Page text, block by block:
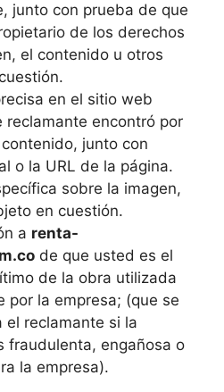
junto con prueba de que
de los derechos
el contenido u otros
en el sitio web
reclamante encontró por
junto con
o la URL de la página.
sobre la imagen,
en cuestión.
a renta-
de que usted es el
de la obra utilizada
por la empresa; (que se
el reclamante si la
fraudulenta, engañosa o
la empresa).